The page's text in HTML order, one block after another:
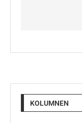
KOLUMNEN